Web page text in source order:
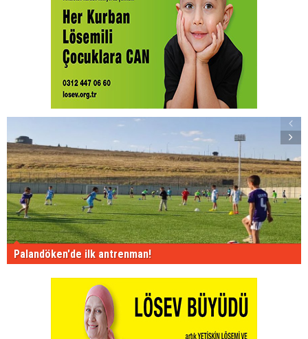
Palandöken'de ilk antrenman!